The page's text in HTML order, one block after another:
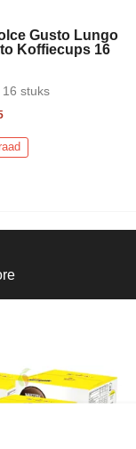
Gusto Lungo
Koffiecups 16
stuks